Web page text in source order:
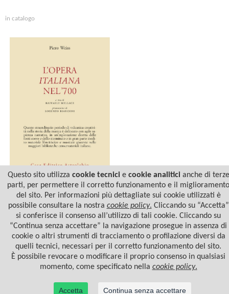
in catalogo
L'OPERA ITALIANA NEL
SETTECENTO
Questo sito utilizza cookie tecnicie cookie analiticianche di terze
parti, per permettere il corretto funzionamento e il miglioramento
del sito. Per informazioni più dettagliate sui cookie utilizzati è
possibile consultare la nostra cookie policy. Cliccando su “Accetta”
si conferisce il consenso all’utilizzo di tali cookie. Cliccando su
“Continua senza accettare” la navigazione prosegue in assenza di
cookie o altri strumenti di tracciamento o profilazione diversi da
quelli tecnici, necessari per il corretto funzionamento del sito.
È possibile revocare o modificare il proprio consenso in qualsiasi
momento, come specificato nella cookie policy.
Accetta Continua senza accettare